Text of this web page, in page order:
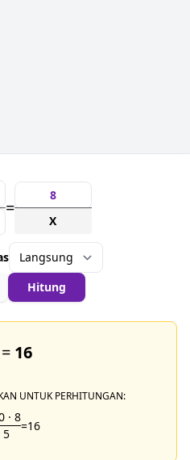
=
X
Hitung
16
UNTUK PERHITUNGAN:
· 8
5
=16